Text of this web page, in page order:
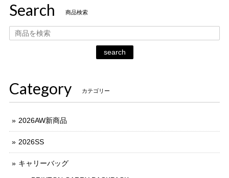
Search 商品検索
search
Category カテゴリー
2026AW新商品
2026SS
キャリーバッグ